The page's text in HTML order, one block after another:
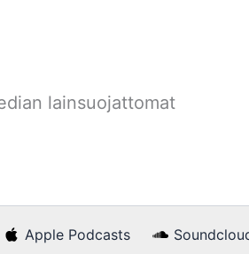
lainsuojattomat
Apple Podcasts